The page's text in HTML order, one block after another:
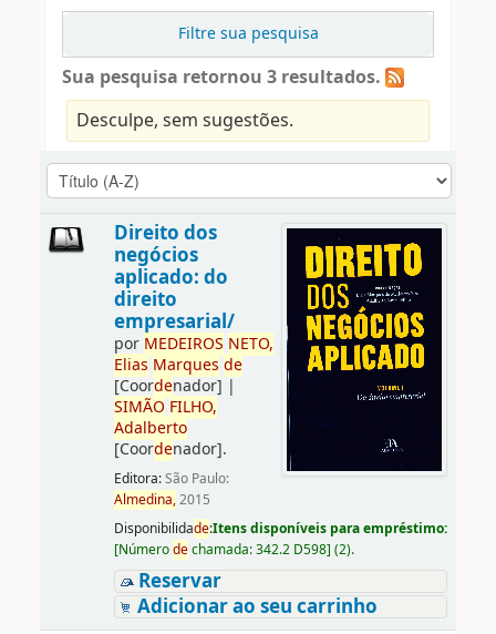
Filtre sua pesquisa
Sua pesquisa retornou 3 resultados.
Desculpe, sem sugestões.
Direito dos
negócios
aplicado: do
direito
empresarial/
por MEDEIROS NETO,
Elias Marques de
[Coordenador] |
SIMÃO FILHO,
Adalberto
[Coordenador].
Editora:São Paulo:
Almedina,2015
Disponibilidade:Itens disponíveis para empréstimo:
[Númerodechamada:342.2 D598] (2).
Reservar
Adicionar ao seu carrinho